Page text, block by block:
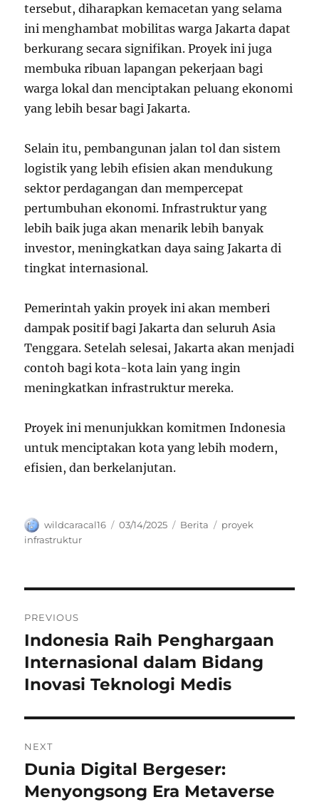
tersebut, diharapkan kemacetan yang selama
ini menghambat mobilitas warga Jakarta dapat
berkurang secara signifikan. Proyek ini juga
membuka ribuan lapangan pekerjaan bagi
warga lokal dan menciptakan peluang ekonomi
yang lebih besar bagi Jakarta.
Selain itu, pembangunan jalan tol dan sistem
logistik yang lebih efisien akan mendukung
sektor perdagangan dan mempercepat
pertumbuhan ekonomi. Infrastruktur yang
lebih baik juga akan menarik lebih banyak
investor, meningkatkan daya saing Jakarta di
tingkat internasional.
Pemerintah yakin proyek ini akan memberi
dampak positif bagi Jakarta dan seluruh Asia
Tenggara. Setelah selesai, Jakarta akan menjadi
contoh bagi kota-kota lain yang ingin
meningkatkan infrastruktur mereka.
Proyek ini menunjukkan komitmen Indonesia
untuk menciptakan kota yang lebih modern,
efisien, dan berkelanjutan.
Author
wildcaracal16
Posted
03/14/2025 Categories
Berita Tags
proyek
infrastruktur
pos
PREVIOUS
Previous
post:
Indonesia Raih Penghargaan
Internasional dalam Bidang
Inovasi Teknologi Medis
NEXT
Next
post:
Dunia Digital Bergeser:
Menyongsong Era Metaverse